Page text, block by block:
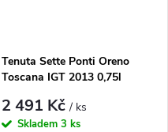
Tenuta Sette Ponti Oreno
Toscana IGT 2013 0,75l
2 491 Kč/ ks
Skladem 3 ks